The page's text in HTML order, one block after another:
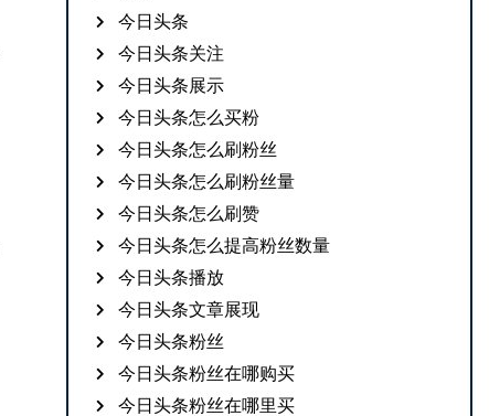
今日头条
今日头条关注
今日头条展示
今日头条怎么买粉
今日头条怎么刷粉丝
今日头条怎么刷粉丝量
今日头条怎么刷赞
今日头条怎么提高粉丝数量
今日头条播放
今日头条文章展现
今日头条粉丝
今日头条粉丝在哪购买
今日头条粉丝在哪里买